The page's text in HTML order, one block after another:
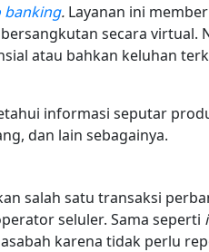
banking. Layanan ini
secara virtual.
atau bahkan keluhan
informasi seputar
dan lain sebagainya.
salah satu transaksi
seluler. Sama seperti
karena tidak perlu